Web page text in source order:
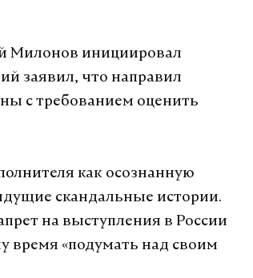
Милонов инициировал
заявил, что направил
с требованием оценить
как осознанную
скандальные истории.
на выступления в России
время «подумать над своим